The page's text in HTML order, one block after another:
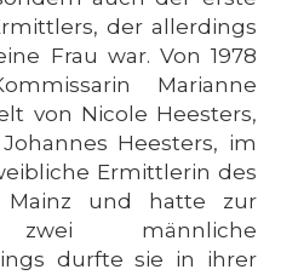
der allerdings
Frau war. Von 1978
Marianne
von Nicole Heesters,
Heesters, im
Ermittlerin des
und hatte zur
zwei männliche
durfte sie in ihrer